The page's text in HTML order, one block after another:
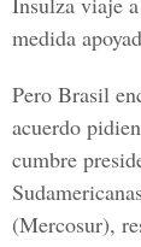
medida
Pero Brasil
acuerdo
cumbre
(Mercosur),